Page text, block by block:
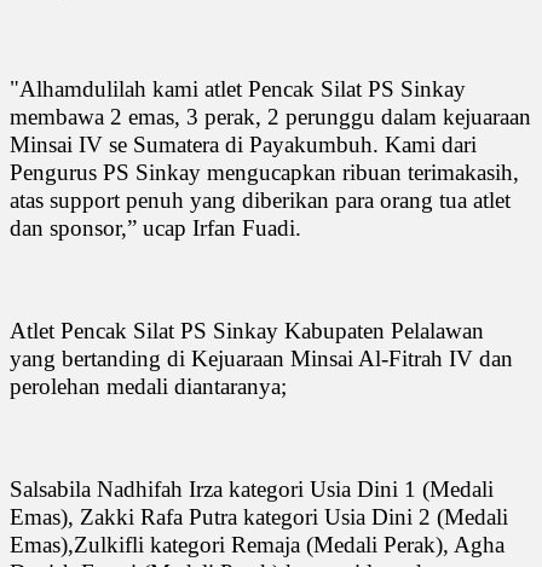
"Alhamdulilah kami atlet Pencak Silat PS Sinkay
membawa 2 emas, 3 perak, 2 perunggu dalam kejuaraan
Minsai IV se Sumatera di Payakumbuh. Kami dari
Pengurus PS Sinkay mengucapkan ribuan terimakasih,
atas support penuh yang diberikan para orang tua atlet
dan sponsor,” ucap Irfan Fuadi.
Atlet Pencak Silat PS Sinkay Kabupaten Pelalawan
yang bertanding di Kejuaraan Minsai Al-Fitrah IV dan
perolehan medali diantaranya;
Salsabila Nadhifah Irza kategori Usia Dini 1 (Medali
Emas), Zakki Rafa Putra kategori Usia Dini 2 (Medali
Emas),Zulkifli kategori Remaja (Medali Perak), Agha